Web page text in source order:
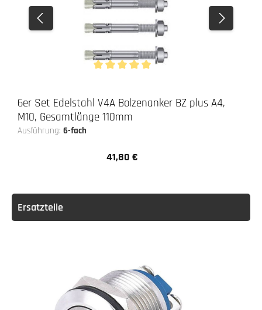
6er Set Edelstahl V4A Bolzenanker BZ plus A4,
M10, Gesamtlänge 110mm
Ausführung:6-fach
Regulärer Preis:
41,80 €
Ersatzteile